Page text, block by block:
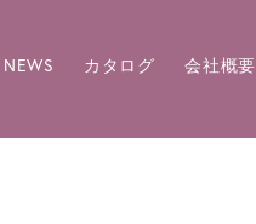
NEWS カタログ 会社概要